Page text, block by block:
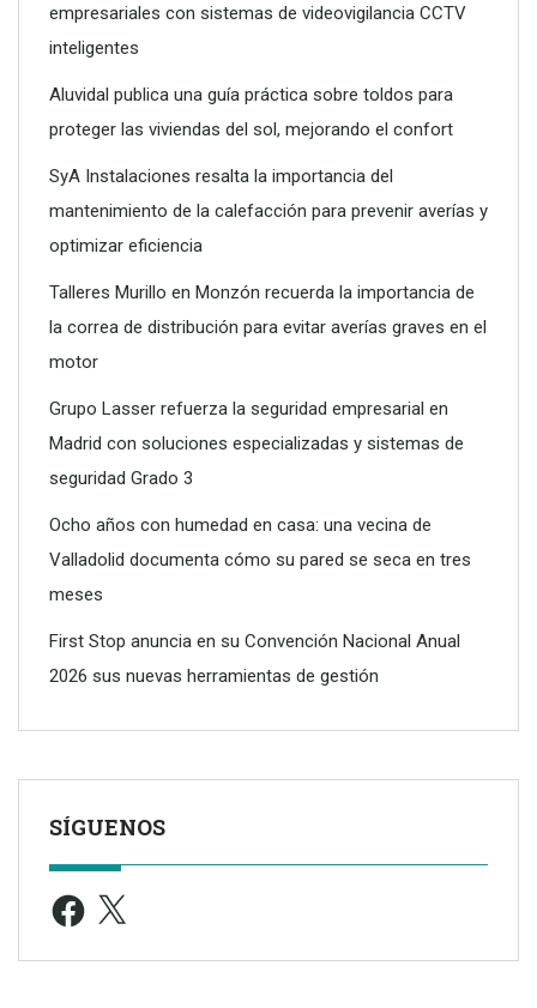
empresariales con sistemas de videovigilancia CCTV
inteligentes
Aluvidal publica una guía práctica sobre toldos para
proteger las viviendas del sol, mejorando el confort
SyA Instalaciones resalta la importancia del
mantenimiento de la calefacción para prevenir averías y
optimizar eficiencia
Talleres Murillo en Monzón recuerda la importancia de
la correa de distribución para evitar averías graves en el
motor
Grupo Lasser refuerza la seguridad empresarial en
Madrid con soluciones especializadas y sistemas de
seguridad Grado 3
Ocho años con humedad en casa: una vecina de
Valladolid documenta cómo su pared se seca en tres
meses
First Stop anuncia en su Convención Nacional Anual
2026 sus nuevas herramientas de gestión
SÍGUENOS
Facebook
X